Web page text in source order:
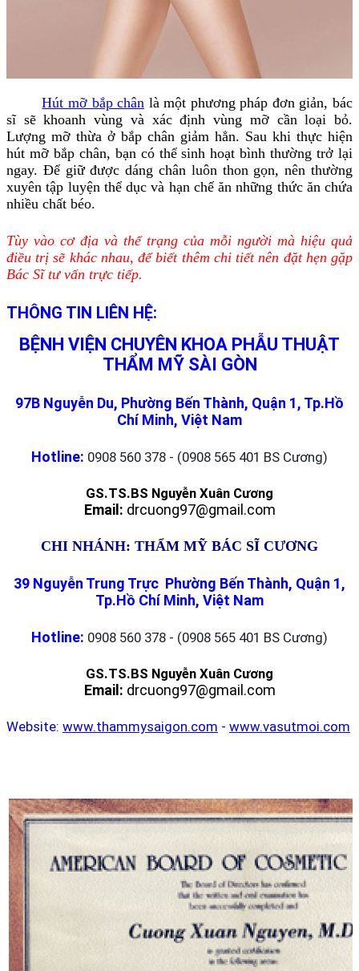
Hút mỡ bắp chân là một phương pháp đơn giản, bác
sĩ sẽ khoanh vùng và xác định vùng mỡ cần loại bỏ.
Lượng mỡ thừa ở bắp chân giảm hẳn. Sau khi thực hiện
hút mỡ bắp chân, bạn có thể sinh hoạt bình thường trở lại
ngay. Để giữ được dáng chân luôn thon gọn, nên thường
xuyên tập luyện thể dục và hạn chế ăn những thức ăn chứa
nhiều chất béo.
Tùy vào cơ địa và thể trạng của mỗi người mà hiệu quả
điều trị sẽ khác nhau, để biết thêm chi tiết nên đặt hẹn gặp
Bác Sĩ tư vấn trực tiếp.
THÔNG TIN LIÊN HỆ:
BỆNH VIỆN CHUYÊN KHOA PHẪU THUẬT
THẨM MỸ SÀI GÒN
97B Nguyễn Du, Phường Bến Thành, Quận 1, Tp.Hồ
Chí Minh, Việt Nam
Hotline: 0908 560 378 - (0908 565 401 BS Cương)
GS.TS.BS Nguyễn Xuân Cương
Email: drcuong97@gmail.com
CHI NHÁNH: THẨM MỸ BÁC SĨ CƯƠNG
39 Nguyễn Trung Trực Phường Bến Thành, Quận 1,
Tp.Hồ Chí Minh, Việt Nam
Hotline: 0908 560 378 - (0908 565 401 BS Cương)
GS.TS.BS Nguyễn Xuân Cương
Email: drcuong97@gmail.com
Website: www.thammysaigon.com - www.vasutmoi.com